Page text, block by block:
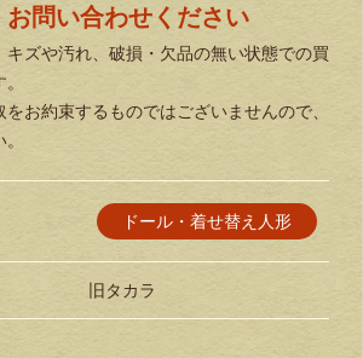
問い合わせください
ズや汚れ、破損・欠品の無い状態での買
をお約束するものではございませんので、
ドール・着せ替え人形
旧タカラ